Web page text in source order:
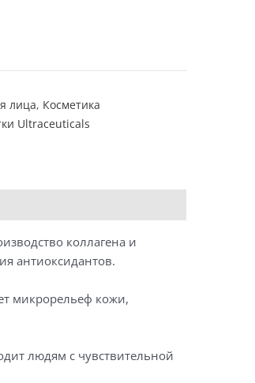
лица, Косметика
Ultraceuticals
коллагена и
антиоксидантов.
микрорельеф кожи,
людям с чувствительной